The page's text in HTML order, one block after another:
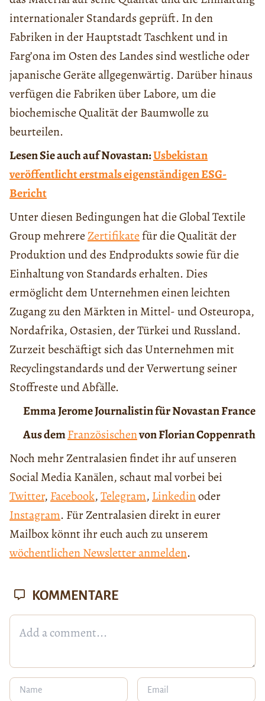
internationaler Standards geprüft. In den
Fabriken in der Hauptstadt Taschkent und in
Farg’ona im Osten des Landes sind westliche oder
japanische Geräte allgegenwärtig. Darüber hinaus
verfügen die Fabriken über Labore, um die
biochemische Qualität der Baumwolle zu
beurteilen.
Lesen Sie auch auf Novastan:Usbekistan
veröffentlicht erstmals eigenständigen ESG-
Bericht
Unter diesen Bedingungen hat die Global Textile
Group mehrereZertifikatefür die Qualität der
Produktion und des Endprodukts sowie für die
Einhaltung von Standards erhalten. Dies
ermöglicht dem Unternehmen einen leichten
Zugang zu den Märkten in Mittel- und Osteuropa,
Nordafrika, Ostasien, der Türkei und Russland.
Zurzeit beschäftigt sich das Unternehmen mit
Recyclingstandards und der Verwertung seiner
Stoffreste und Abfälle.
Emma Jerome Journalistin für Novastan France
Aus demFranzösischenvon Florian Coppenrath
Noch mehr Zentralasien findet ihr auf unseren
Social Media Kanälen, schaut mal vorbei bei
Twitter, Facebook,Telegram, Linkedinoder
Instagram. Für Zentralasien direkt in eurer
Mailbox könnt ihr euch auch zu unserem
wöchentlichen Newsletter anmelden.
KOMMENTARE